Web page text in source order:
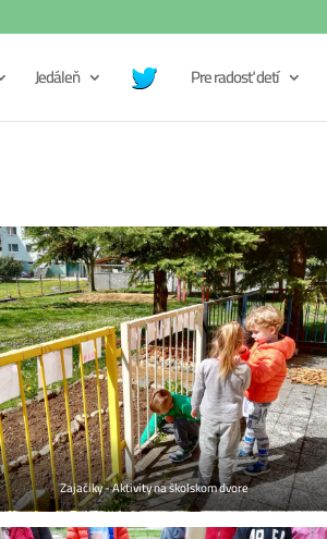
Jedáleň Pre radosť detí
Zajačiky - Aktivity na školskom dvore